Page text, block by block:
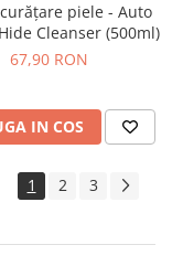
piele - Auto
Cleanser (500ml)
67,90 RON
IN COS
1 2 3